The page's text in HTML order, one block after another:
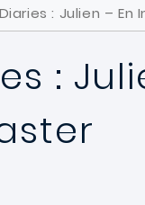
: Julien –
: